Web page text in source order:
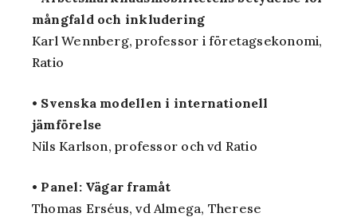
mångfald och inkludering
Karl Wennberg, professor i företagsekonomi,
Ratio
• Svenska modellen i internationell
jämförelse
Nils Karlson, professor och vd Ratio
• Panel: Vägar framåt
Thomas Erséus, vd Almega, Therese